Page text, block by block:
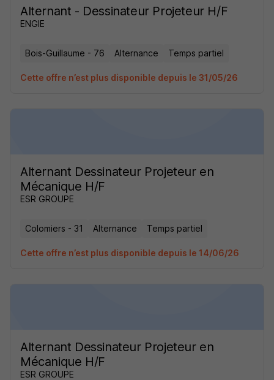
Alternant - Dessinateur Projeteur H/F
ENGIE
Bois-Guillaume - 76 Alternance Temps partiel
Cette offre n’est plus disponible depuis le 31/05/26
Alternant Dessinateur Projeteur en
Mécanique H/F
ESR GROUPE
Colomiers - 31 Alternance Temps partiel
Cette offre n’est plus disponible depuis le 14/06/26
Alternant Dessinateur Projeteur en
Mécanique H/F
ESR GROUPE